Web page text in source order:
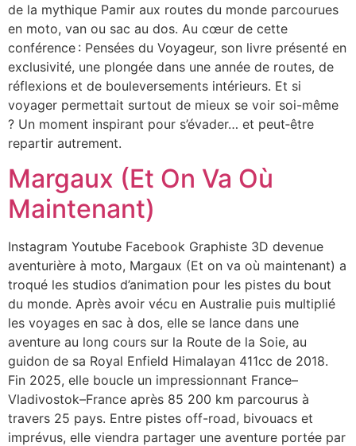
de la mythique Pamir aux routes du monde parcourues
en moto, van ou sac au dos. Au cœur de cette
conférence : Pensées du Voyageur, son livre présenté en
exclusivité, une plongée dans une année de routes, de
réflexions et de bouleversements intérieurs. Et si
voyager permettait surtout de mieux se voir soi-même
? Un moment inspirant pour s’évader… et peut‑être
repartir autrement.
Margaux (Et On Va Où
Maintenant)
Instagram Youtube Facebook Graphiste 3D devenue
aventurière à moto, Margaux (Et on va où maintenant) a
troqué les studios d’animation pour les pistes du bout
du monde. Après avoir vécu en Australie puis multiplié
les voyages en sac à dos, elle se lance dans une
aventure au long cours sur la Route de la Soie, au
guidon de sa Royal Enfield Himalayan 411cc de 2018.
Fin 2025, elle boucle un impressionnant France–
Vladivostok–France après 85 200 km parcourus à
travers 25 pays. Entre pistes off-road, bivouacs et
imprévus, elle viendra partager une aventure portée par